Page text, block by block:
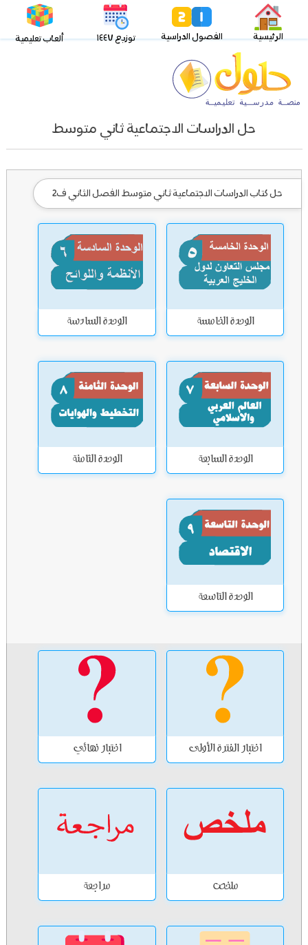
الرئيسية الفصول الدراسية توزيع ١٤٤٧ ألعاب تعليمية
حل الدراسات الاجتماعية ثاني متوسط
حل كتاب الدراسات الاجتماعية ثاني متوسط الفصل الثاني ف2
الوحدة الخامسة الوحدة السادسة
الوحدة السابعة الوحدة الثامنة
الوحدة التاسعة
اختبار الفترة الأولى اختبار نهائي
ملخص مراجعة